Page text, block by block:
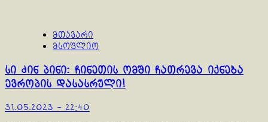
მთავარი
მსოფლიო
სი ძინ პინი: ჩინეთის ომში ჩათრევა იქნება
ევროპის დასასრული!
31.05.2023 - 22:40